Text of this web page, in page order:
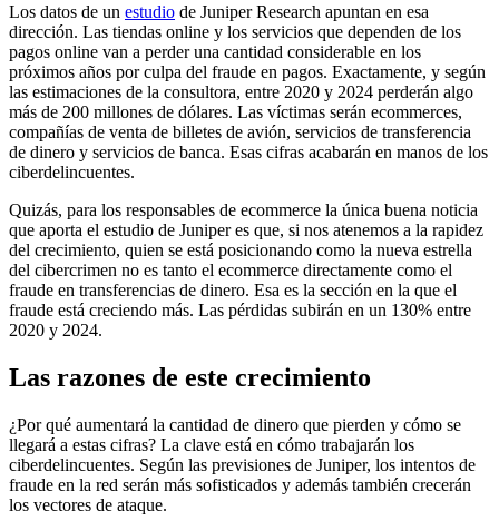
Los datos de un estudio de Juniper Research apuntan en esa
dirección. Las tiendas online y los servicios que dependen de los
pagos online van a perder una cantidad considerable en los
próximos años por culpa del fraude en pagos. Exactamente, y según
las estimaciones de la consultora, entre 2020 y 2024 perderán algo
más de 200 millones de dólares. Las víctimas serán ecommerces,
compañías de venta de billetes de avión, servicios de transferencia
de dinero y servicios de banca. Esas cifras acabarán en manos de los
ciberdelincuentes.
Quizás, para los responsables de ecommerce la única buena noticia
que aporta el estudio de Juniper es que, si nos atenemos a la rapidez
del crecimiento, quien se está posicionando como la nueva estrella
del cibercrimen no es tanto el ecommerce directamente como el
fraude en transferencias de dinero. Esa es la sección en la que el
fraude está creciendo más. Las pérdidas subirán en un 130% entre
2020 y 2024.
Las razones de este crecimiento
¿Por qué aumentará la cantidad de dinero que pierden y cómo se
llegará a estas cifras? La clave está en cómo trabajarán los
ciberdelincuentes. Según las previsiones de Juniper, los intentos de
fraude en la red serán más sofisticados y además también crecerán
los vectores de ataque.